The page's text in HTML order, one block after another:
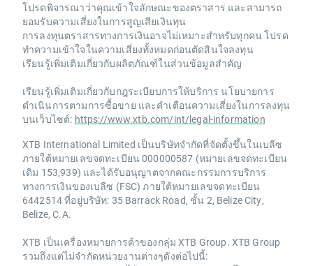
โปรดพิจารณาว่าคุณเข้าใจลักษณะของตราสาร และสามารถ
ยอมรับความเสี่ยงในการสูญเสียเงินทุน
การลงทุนตราสารทางการเงินอาจไม่เหมาะสำหรับทุกคน โปรด
ทำความเข้าใจในความเสี่ยงทั้งหมดก่อนตัดสินใจลงทุน
เรียนรู้เพิ่มเติมเกี่ยวกับผลิตภัณฑ์ในส่วนข้อมูลสำคัญ
เรียนรู้เพิ่มเติมเกี่ยวกับกฎระเบียบการให้บริการ นโยบายการ
ดำเนินการตามการซื้อขาย และคำเตือนความเสี่ยงในการลงทุน
บนเว็บไซต์: https://www.xtb.com/int/legal-information
XTB International Limited เป็นบริษัทจำกัดที่จัดตั้งขึ้นในเบลีซ
ภายใต้หมายเลขจดทะเบียน 000000587 (หมายเลขจดทะเบียน
เดิม 153,939) และได้รับอนุญาตจากคณะกรรมการบริการ
ทางการเงินของเบลีซ (FSC) ภายใต้หมายเลขจดทะเบียน
6442514 ที่อยู่บริษัท: 35 Barrack Road, ชั้น 2, Belize City,
Belize, C.A.
XTB เป็นเครื่องหมายการค้าของกลุ่ม XTB Group. XTB Group
รวมถึงแต่ไม่จำกัดหน่วยงานต่างๆดังต่อไปนี้: